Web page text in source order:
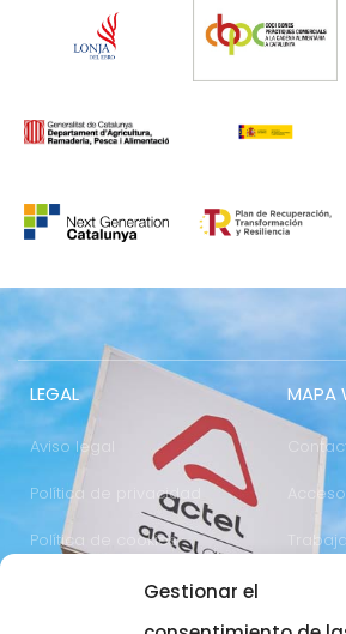
Gestionar el
LEGAL
Aviso legal
Política de privacidad
Política de cookies
MAPA
973 700 800